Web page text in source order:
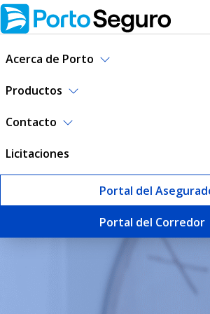
Acerca de Porto
Productos
Contacto
Licitaciones
Portal del
Portal del Corredor
Responsabilidad